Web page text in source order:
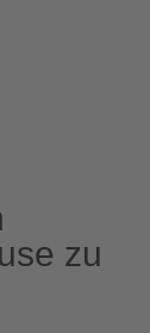
zu